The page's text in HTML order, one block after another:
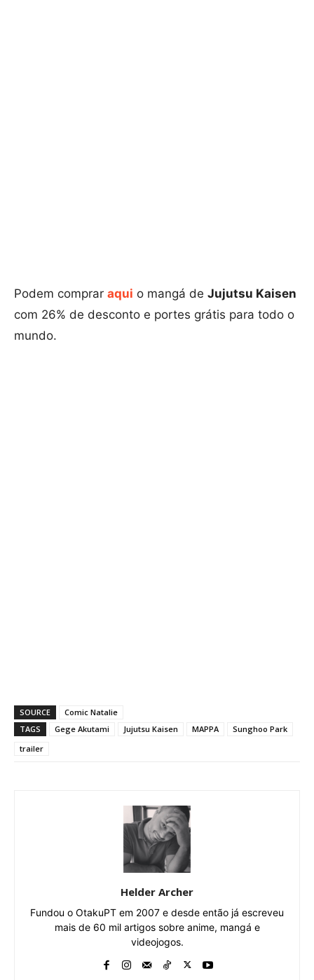
Podem comprar aqui o mangá de Jujutsu Kaisen
com 26% de desconto e portes grátis para todo o
mundo.
SOURCE
Comic Natalie
TAGS
Gege Akutami Jujutsu Kaisen MAPPA
Sunghoo Park
trailer
Helder Archer
Fundou o OtakuPT em 2007 e desde então já escreveu
mais de 60 mil artigos sobre anime, mangá e
videojogos.